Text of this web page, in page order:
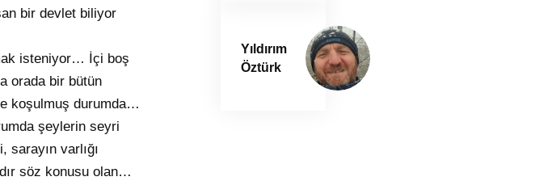
bir devlet biliyor
isteniyor… İçi boş
orada bir bütün
koşulmuş durumda…
şeylerin seyri
varlığı
söz konusu olan…
Yıldırım
Öztürk